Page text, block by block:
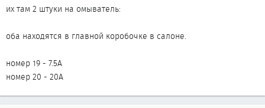
их там 2 штуки на омыватель:
оба находятся в главной коробочке в салоне.
номер 19 - 7.5A
номер 20 - 20A